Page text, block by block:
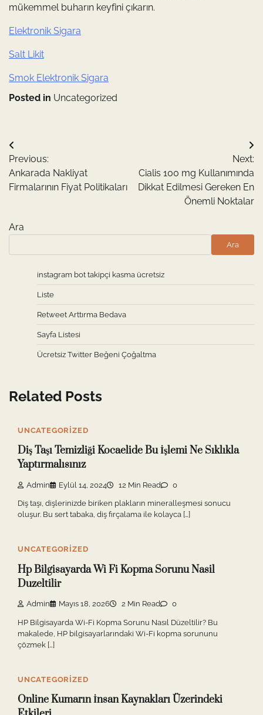
mükemmel buharın keyfini çıkarın.
Elektronik Sigara
Salt Likit
Smok Elektronik Sigara
Posted in Uncategorized
Yazı
gezinmesi
Previous:
Ankarada Nakliyat
Firmalarının Fiyat Politikaları
Next:
Cialis 100 mg Kullanımında
Dikkat Edilmesi Gereken En
Önemli Noktalar
Ara
Ara
instagram bot takipçi kasma ücretsiz
Liste
Retweet Arttırma Bedava
Sayfa Listesi
Ücretsiz Twitter Beğeni Çoğaltma
Related Posts
UNCATEGORIZED
Diş Taşı Temizliği Kocaelide Bu İşlemi Ne Sıklıkla
Yaptırmalısınız
Admin Eylül 14, 2024 12 Min Read 0
Diş taşı, dişlerinizde biriken plakların mineralleşmesi sonucu
oluşur. Bu sert tabaka, diş fırçalama ile kolayca […]
UNCATEGORIZED
Hp Bilgisayarda Wi Fi Kopma Sorunu Nasil
Duzeltilir
Admin Mayıs 18, 2026 2 Min Read 0
HP Bilgisayarda Wi-Fi Kopma Sorunu Nasıl Düzeltilir? Bu
makalede, HP bilgisayarlarındaki Wi-Fi kopma sorununu
çözmek […]
UNCATEGORIZED
Online Kumarın İnsan Kaynakları Üzerindeki